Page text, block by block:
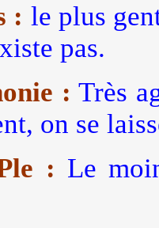
: le plus
pas.
: Très
on se
: Le